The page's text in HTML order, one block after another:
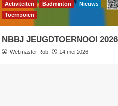
Activiteiten Badminton
Nieuws
Toernooien
NBBJ JEUGDTOERNOOI 2026
Webmaster Rob 14 mei 2026